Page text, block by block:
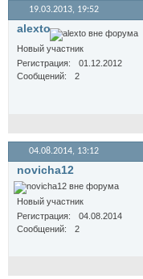
19.03.2013, 19:52
alexto
Новый участник
Регистрация
01.12.2012
Сообщений
2
04.08.2014, 13:12
novicha12
Новый участник
Регистрация
04.08.2014
Сообщений
2